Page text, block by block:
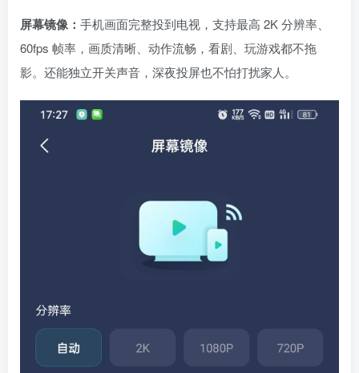
屏幕镜像： 手机画面完整投到电视，支持最高 2K 分辨率、
60fps 帧率，画质清晰、动作流畅，看剧、玩游戏都不拖
影。还能独立开关声音，深夜投屏也不怕打扰家人。